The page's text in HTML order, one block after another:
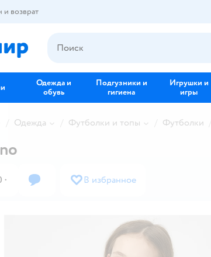
возврат
Одежда и
обувь
Подгузники и
гигиена
Игрушки и
игры
Одежда Футболки и топы Футболки
· В избранное